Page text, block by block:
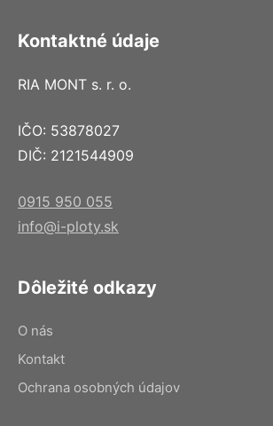
Kontaktné údaje
RIA MONT s. r. o.
IČO: 53878027
DIČ: 2121544909
0915 950 055
info@i-ploty.sk
Dôležité odkazy
O nás
Kontakt
Ochrana osobných údajov